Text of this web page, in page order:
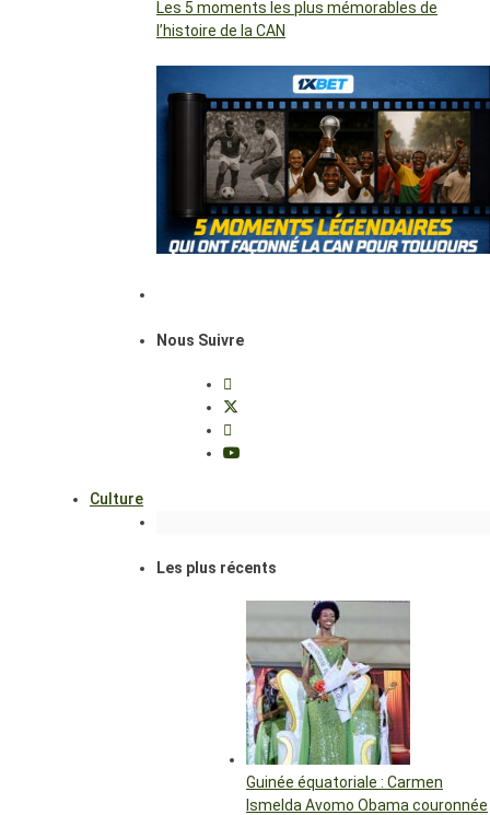
Les 5 moments les plus mémorables de
l’histoire de la CAN
Nous Suivre
Culture
Les plus récents
Guinée équatoriale : Carmen
Ismelda Avomo Obama couronnée